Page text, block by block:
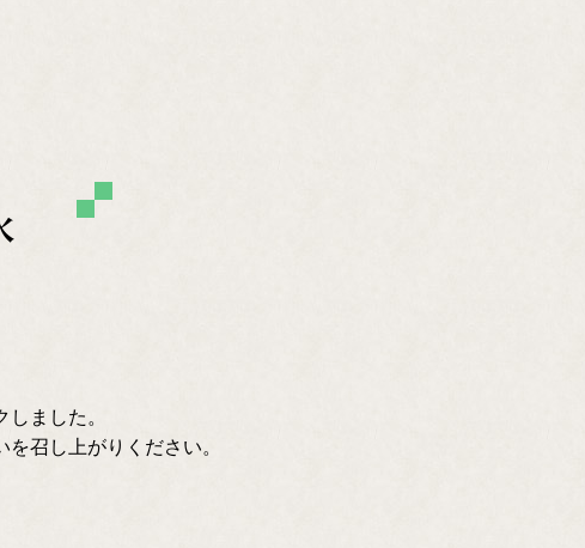
ました。
召し上がりください。